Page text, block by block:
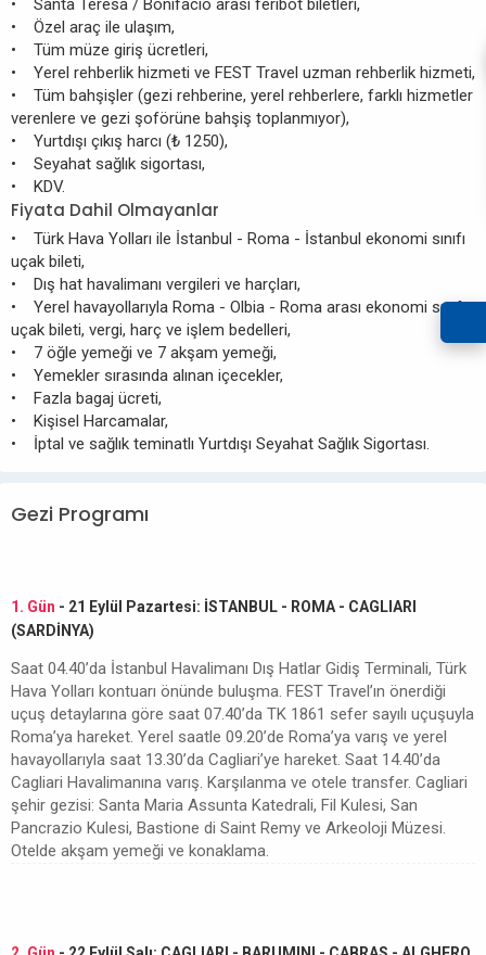
• Santa Teresa / Bonifacio arası feribot biletleri,
• Özel araç ile ulaşım,
• Tüm müze giriş ücretleri,
• Yerel rehberlik hizmeti ve FEST Travel uzman rehberlik hizmeti,
• Tüm bahşişler (gezi rehberine, yerel rehberlere, farklı hizmetler
verenlere ve gezi şoförüne bahşiş toplanmıyor),
• Yurtdışı çıkış harcı (₺ 1250),
• Seyahat sağlık sigortası,
• KDV.
Fiyata Dahil Olmayanlar
• Türk Hava Yolları ile İstanbul - Roma - İstanbul ekonomi sınıfı
uçak bileti,
• Dış hat havalimanı vergileri ve harçları,
• Yerel havayollarıyla Roma - Olbia - Roma arası ekonomi sınıfı
uçak bileti, vergi, harç ve işlem bedelleri,
• 7 öğle yemeği ve 7 akşam yemeği,
• Yemekler sırasında alınan içecekler,
• Fazla bagaj ücreti,
• Kişisel Harcamalar,
• İptal ve sağlık teminatlı Yurtdışı Seyahat Sağlık Sigortası.
Gezi Programı
1. Gün - 21 Eylül Pazartesi: İSTANBUL - ROMA - CAGLIARI
(SARDİNYA)
Saat 04.40’da İstanbul Havalimanı Dış Hatlar Gidiş Terminali, Türk
Hava Yolları kontuarı önünde buluşma. FEST Travel’ın önerdiği
uçuş detaylarına göre saat 07.40’da TK 1861 sefer sayılı uçuşuyla
Roma’ya hareket. Yerel saatle 09.20’de Roma’ya varış ve yerel
havayollarıyla saat 13.30’da Cagliari’ye hareket. Saat 14.40’da
Cagliari Havalimanına varış. Karşılanma ve otele transfer. Cagliari
şehir gezisi: Santa Maria Assunta Katedrali, Fil Kulesi, San
Pancrazio Kulesi, Bastione di Saint Remy ve Arkeoloji Müzesi.
Otelde akşam yemeği ve konaklama.